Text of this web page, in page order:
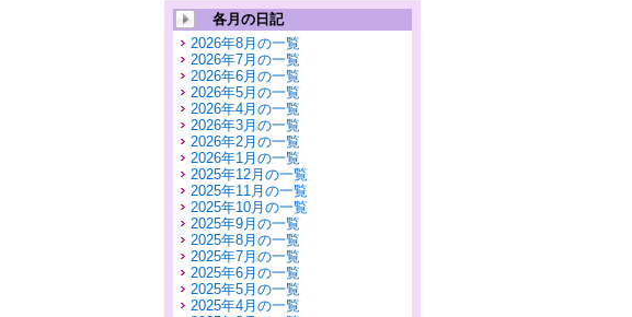
各月の日記
2026年8月の一覧
2026年7月の一覧
2026年6月の一覧
2026年5月の一覧
2026年4月の一覧
2026年3月の一覧
2026年2月の一覧
2026年1月の一覧
2025年12月の一覧
2025年11月の一覧
2025年10月の一覧
2025年9月の一覧
2025年8月の一覧
2025年7月の一覧
2025年6月の一覧
2025年5月の一覧
2025年4月の一覧